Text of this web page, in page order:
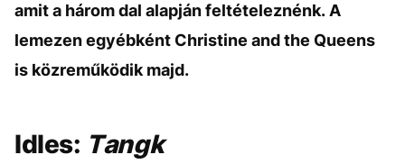
amit a három dal alapján feltételeznénk. A
lemezen egyébként Christine and the Queens
is közreműködik majd.
Idles: Tangk